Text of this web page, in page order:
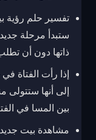
تفسير حلم رؤية
ستبدأ مرحلة
ذاتها دون أن
إذا رأت الفتاة
إلى أنها
بين المسا في
مشاهدة بيت جديد